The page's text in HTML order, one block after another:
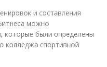
и составления
можно
которые были определены
колледжа спортивной